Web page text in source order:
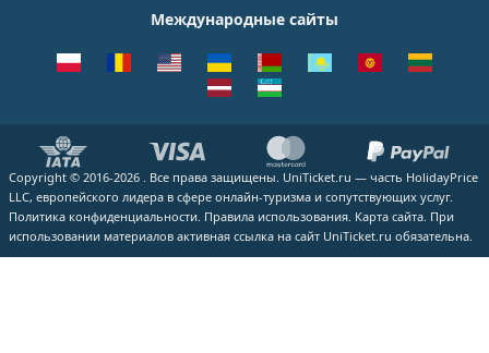
Казань
Чехия
Emirates
ВСЕ АВИАКОМПАНИИ
Кольцово
Курумоч
ВСЕ АЭРОПОРТЫ
Москва - Ереван
Москва - Калининград
Москва - Екатеринбург
Москва - Махачкала
ВСЕ НАПРАВЛЕНИЯ
Помощь
Вакансии
Блог
Как купить билет
Международные сайты
Copyright © 2016-2026 . Все права защищены. UniTicket.ru — часть HolidayPrice
LLC, европейского лидера в сфере онлайн-туризма и сопутствующих услуг.
Политика конфиденциальности. Правила использования. Карта сайта. При
использовании материалов активная ссылка на сайт UniTicket.ru обязательна.